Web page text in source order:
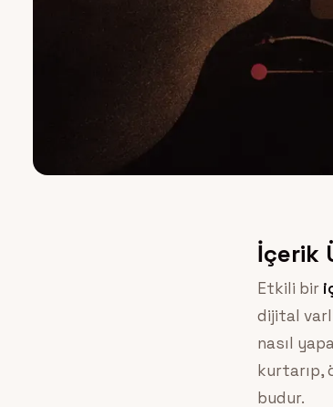
İçerik
Etkili bir
dijital
nasıl
kurtarıp,
budur.